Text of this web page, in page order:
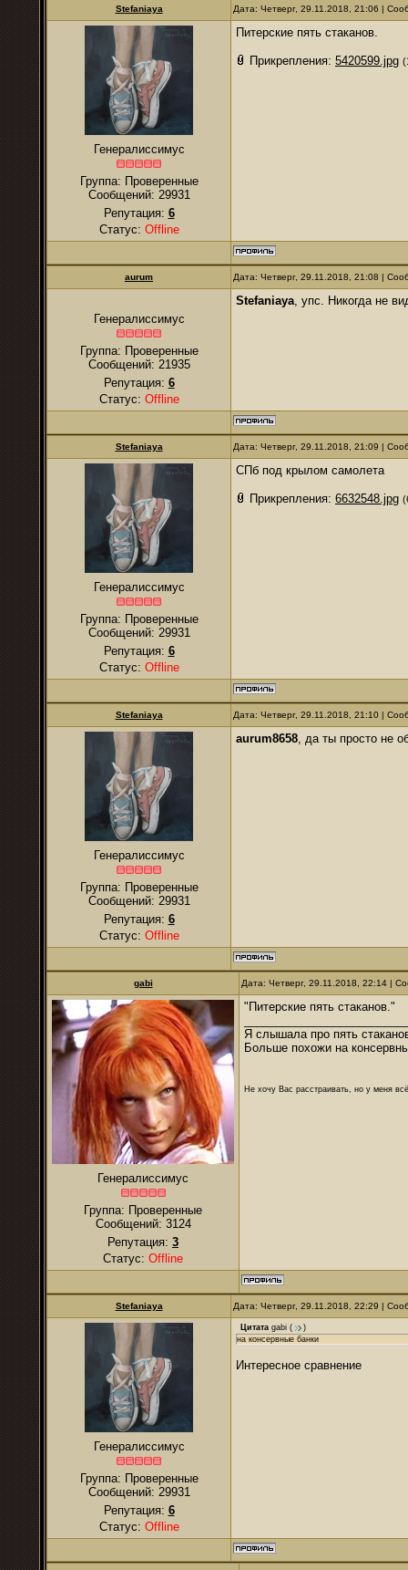
Stefaniaya Дата: Четверг, 29.11.2018, 21:06 |
Генералиссимус
Группа: Проверенные
Сообщений: 29931
Репутация: 6
Статус: Offline
Питерские пять стаканов.
Прикрепления: 5420599.jpg
аurum Дата: Четверг, 29.11.2018, 21:08 |
Генералиссимус
Группа: Проверенные
Сообщений: 21935
Репутация: 6
Статус: Offline
Stefaniaya, упс. Никогда не
Stefaniaya Дата: Четверг, 29.11.2018, 21:09 |
Генералиссимус
Группа: Проверенные
Сообщений: 29931
Репутация: 6
Статус: Offline
СПб под крылом самолета
Прикрепления: 6632548.jpg
Stefaniaya Дата: Четверг, 29.11.2018, 21:10 |
Генералиссимус
Группа: Проверенные
Сообщений: 29931
Репутация: 6
Статус: Offline
aurum8658, да ты просто не
gabi Дата: Четверг, 29.11.2018, 22:14 |
Генералиссимус
Группа: Проверенные
Сообщений: 3124
Репутация: 3
Статус: Offline
"Питерские пять стаканов."
Я слышала про пять
Больше похожи на
Не хочу Вас расстраивать, но у меня
Stefaniaya Дата: Четверг, 29.11.2018, 22:29 |
Генералиссимус
Группа: Проверенные
Сообщений: 29931
Репутация: 6
Статус: Offline
Цитата gabi (
)
на консервные банки
Интересное сравнение